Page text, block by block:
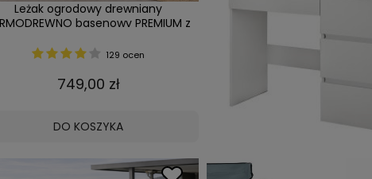
Leżak ogrodowy drewniany
basenowy PREMIUM z
129 ocen
749,00 zł
DO KOSZYKA